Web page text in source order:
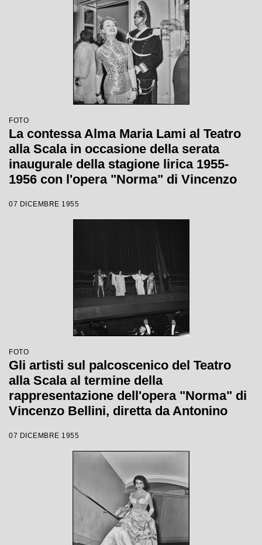
FOTO
La contessa Alma Maria Lami al Teatro
alla Scala in occasione della serata
inaugurale della stagione lirica 1955-
1956 con l'opera "Norma" di Vincenzo
regia di Margherita Wallmann
07 DICEMBRE 1955
FOTO
Gli artisti sul palcoscenico del Teatro
alla Scala al termine della
rappresentazione dell'opera "Norma" di
Vincenzo Bellini, diretta da Antonino
Wallmann, che inaugura la stagione
lirica 1955-1956
07 DICEMBRE 1955